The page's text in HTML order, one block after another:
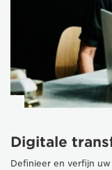
Digitale
Definieer en verfijn